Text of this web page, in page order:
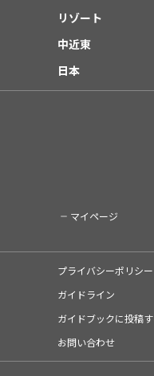
リゾート
中近東
日本
マイページ
プライバシーポリシー
ガイドライン
ガイドブックに投稿す
お問い合わせ